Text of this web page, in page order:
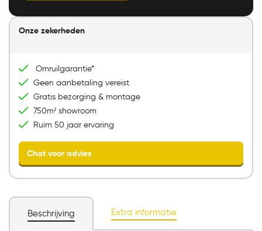
Direct bellen
Onze zekerheden
Omruilgarantie*
Geen aanbetaling vereist
Gratis bezorging & montage
750m² showroom
Ruim 50 jaar ervaring
Beschrijving Extra informatie